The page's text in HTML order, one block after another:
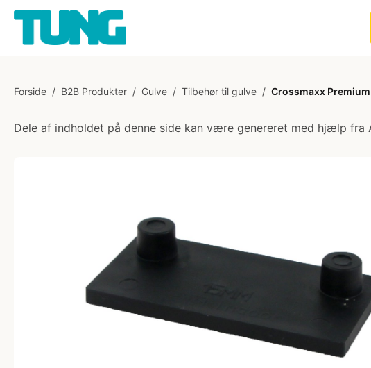
Forside / B2B Produkter / Gulve / Tilbehør til gulve / Crossmaxx
Dele af indholdet på denne side kan være genereret med hjælp fra